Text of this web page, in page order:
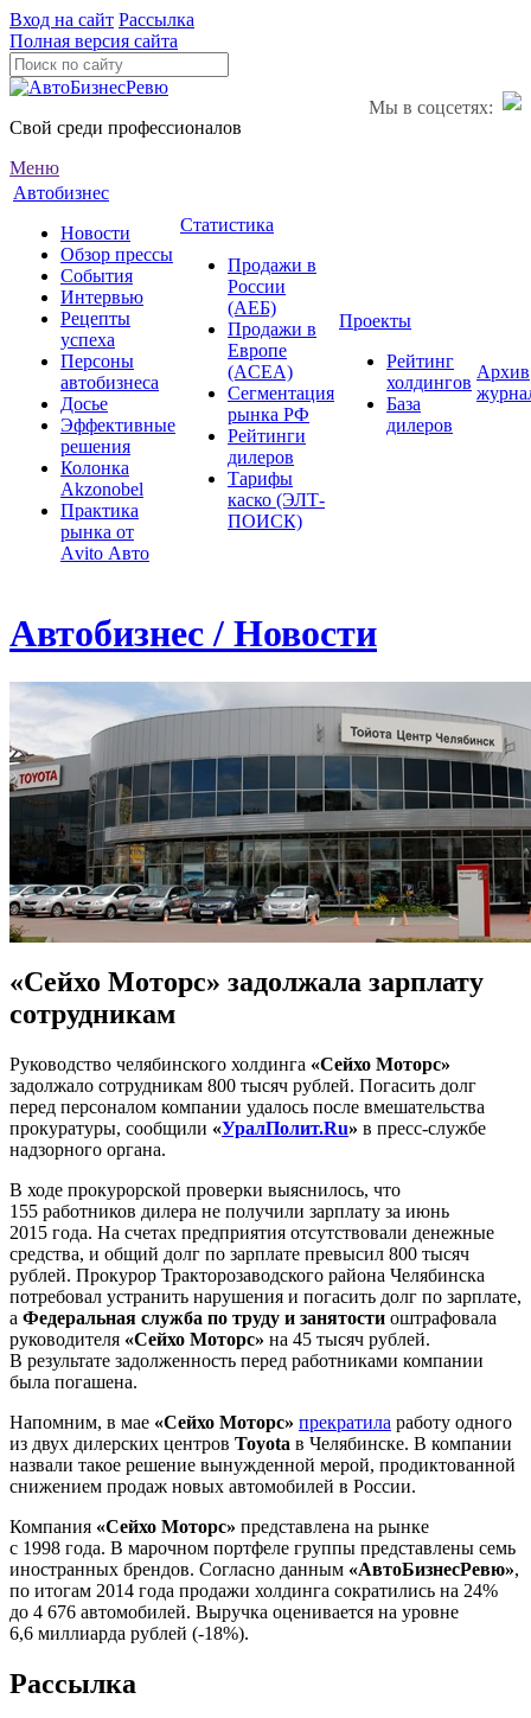
Вход на сайт Рассылка
Полная версия сайта
Мы в соцсетях:
Свой среди профессионалов
Меню
Автобизнес
Новости
Обзор прессы
События
Интервью
Рецепты
успеха
Персоны
автобизнеса
Досье
Эффективные
решения
Колонка
Akzonobel
Практика
рынка от
Аvito Авто
Статистика
Продажи в
России
(АЕБ)
Продажи в
Европе
(ACEA)
Сегментация
рынка РФ
Рейтинги
дилеров
Тарифы
каско (ЭЛТ-
ПОИСК)
Проекты
Рейтинг
холдингов
База
дилеров
Архив
Автобизнес / Новости
«Сейхо Моторс» задолжала зарплату
сотрудникам
Руководство челябинского холдинга «Сейхо Моторс»
задолжало сотрудникам 800 тысяч рублей. Погасить долг
перед персоналом компании удалось после вмешательства
прокуратуры, сообщили «УралПолит.Ru» в пресс-службе
надзорного органа.
В ходе прокурорской проверки выяснилось, что
155 работников дилера не получили зарплату за июнь
2015 года. На счетах предприятия отсутствовали денежные
средства, и общий долг по зарплате превысил 800 тысяч
рублей. Прокурор Тракторозаводского района Челябинска
потребовал устранить нарушения и погасить долг по зарплате,
а Федеральная служба по труду и занятости оштрафовала
руководителя «Сейхо Моторс» на 45 тысяч рублей.
В результате задолженность перед работниками компании
была погашена.
Напомним, в мае «Сейхо Моторс» прекратила работу одного
из двух дилерских центров Toyota в Челябинске. В компании
назвали такое решение вынужденной мерой, продиктованной
снижением продаж новых автомобилей в России.
Компания «Сейхо Моторс» представлена на рынке
с 1998 года. В марочном портфеле группы представлены семь
иностранных брендов. Согласно данным «АвтоБизнесРевю»,
по итогам 2014 года продажи холдинга сократились на 24%
до 4 676 автомобилей. Выручка оценивается на уровне
6,6 миллиарда рублей (-18%).
Рассылка